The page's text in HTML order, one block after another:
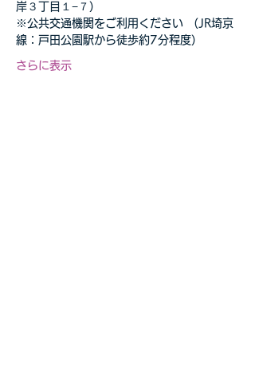
岸３丁目１−７）
※公共交通機関をご利用ください （JR埼京
線：戸田公園駅から徒歩約7分程度）
さらに表示